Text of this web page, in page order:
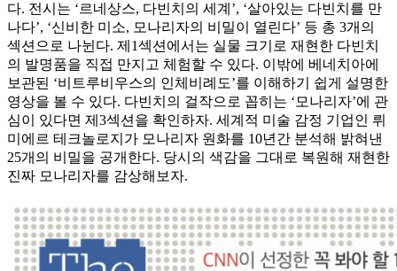
다. 전시는 ‘르네상스, 다빈치의 세계’, ‘살아있는 다빈치를 만
나다’, ‘신비한 미소, 모나리자의 비밀이 열린다’ 등 총 3개의
섹션으로 나뉜다. 제1섹션에서는 실물 크기로 재현한 다빈치
의 발명품을 직접 만지고 체험할 수 있다. 이밖에 베네치아에
보관된 ‘비트루비우스의 인체비례도’를 이해하기 쉽게 설명한
영상을 볼 수 있다. 다빈치의 걸작으로 꼽히는 ‘모나리자’에 관
심이 있다면 제3섹션을 확인하자. 세계적 미술 감정 기업인 뤼
미에르 테크놀로지가 모나리자 원화를 10년간 분석해 밝혀낸
25개의 비밀을 공개한다. 당시의 색감을 그대로 복원해 재현한
진짜 모나리자를 감상해보자.